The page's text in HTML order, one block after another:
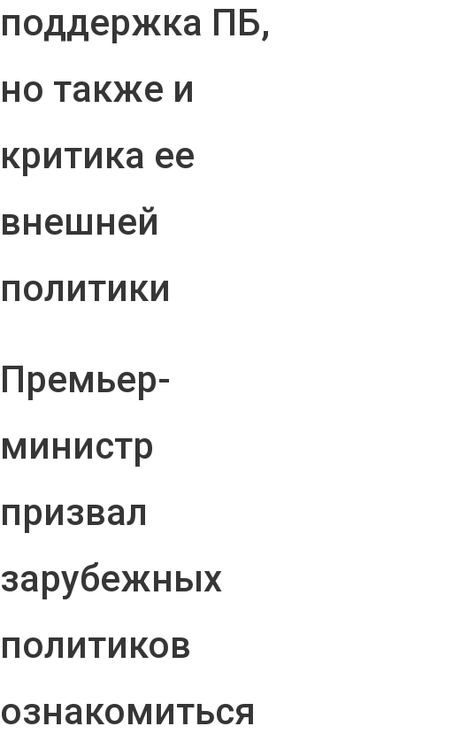
поддержка ПБ,
но также и
критика ее
внешней
политики
Премьер-
министр
призвал
зарубежных
политиков
ознакомиться